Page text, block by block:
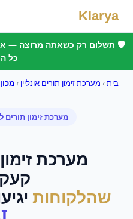
Klarya
🛡️ תשלום רק כשאתה מרוצה —
כל
בית› מערכת זימון תורים אונליין ›
מערכת זימון תורים
מערכת
שהלקוחות